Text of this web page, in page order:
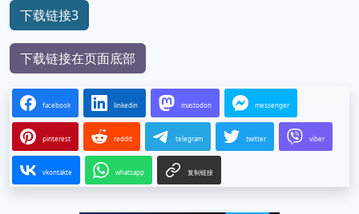
下载链接3
下载链接在页面底部
facebook linkedin mastodon messenger
pinterest reddit telegram twitter viber
vkontakte whatsapp 复制链接